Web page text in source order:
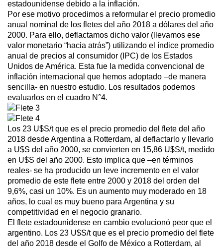
estadounidense debido a la inflación.
Por ese motivo procedimos a reformular el precio promedio
anual nominal de los fletes del año 2018 a dólares del año
2000. Para ello, deflactamos dicho valor (llevamos ese
valor monetario “hacia atrás”) utilizando el índice promedio
anual de precios al consumidor (IPC) de los Estados
Unidos de América. Esta fue la medida convencional de
inflación internacional que hemos adoptado –de manera
sencilla- en nuestro estudio. Los resultados podemos
evaluarlos en el cuadro N°4.
Los 23 U$S/t que es el precio promedio del flete del año
2018 desde Argentina a Rotterdam, al deflactarlo y llevarlo
a U$S del año 2000, se convierten en 15,86 U$S/t, medido
en U$S del año 2000. Esto implica que –en términos
reales- se ha producido un leve incremento en el valor
promedio de este flete entre 2000 y 2018 del orden del
9,6%, casi un 10%. Es un aumento muy moderado en 18
años, lo cual es muy bueno para Argentina y su
competitividad en el negocio granario.
El flete estadounidense en cambio evolucionó peor que el
argentino. Los 23 U$S/t que es el precio promedio del flete
del año 2018 desde el Golfo de México a Rotterdam, al